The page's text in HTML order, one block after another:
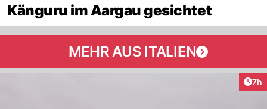
Känguru im Aargau gesichtet
MEHR AUS ITALIEN
7h